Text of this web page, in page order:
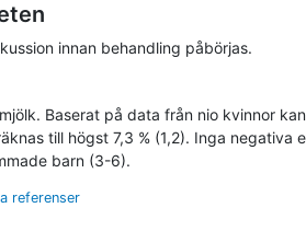
innan behandling påbörjas.
Baserat på data från nio kvinnor
till högst 7,3 % (1,2). Inga negativa
barn (3-6).
referenser